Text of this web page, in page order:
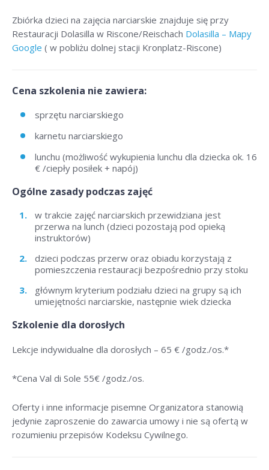
Zbiórka dzieci na zajęcia narciarskie znajduje się przy
Restauracji Dolasilla w Riscone/Reischach Dolasilla – Mapy
Google ( w pobliżu dolnej stacji Kronplatz-Riscone)
Cena szkolenia nie zawiera:
sprzętu narciarskiego
karnetu narciarskiego
lunchu (możliwość wykupienia lunchu dla dziecka ok. 16
€ /ciepły posiłek + napój)
Ogólne zasady podczas zajęć
w trakcie zajęć narciarskich przewidziana jest
przerwa na lunch (dzieci pozostają pod opieką
instruktorów)
dzieci podczas przerw oraz obiadu korzystają z
pomieszczenia restauracji bezpośrednio przy stoku
głównym kryterium podziału dzieci na grupy są ich
umiejętności narciarskie, następnie wiek dziecka
Szkolenie dla dorosłych
Lekcje indywidualne dla dorosłych – 65 € /godz./os.*
*Cena Val di Sole 55€ /godz./os.
Oferty i inne informacje pisemne Organizatora stanowią
jedynie zaproszenie do zawarcia umowy i nie są ofertą w
rozumieniu przepisów Kodeksu Cywilnego.